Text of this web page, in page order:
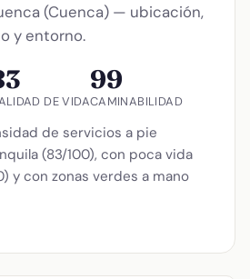
(Cuenca) — ubicación,
y entorno.
DE VIDA
99
CAMINABILIDAD
de servicios a pie
(83/100), con poca vida
y con zonas verdes a mano